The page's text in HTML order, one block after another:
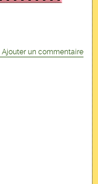
Ajouter un commentaire